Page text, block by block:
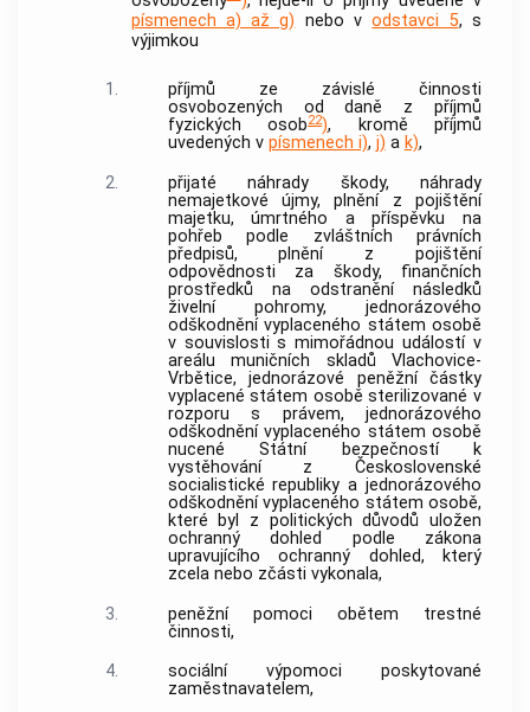
písmenech a) až g) nebo vodstavci 5, s
výjimkou
1.
příjmů ze závislé činnosti
osvobozených od daně z příjmů
fyzických osob22), kromě příjmů
uvedených v písmenech i), j) a k),
2.
přijaté náhrady škody, náhrady
nemajetkové újmy, plnění z pojištění
majetku, úmrtného a příspěvku na
pohřeb podle zvláštních právních
předpisů, plnění z pojištění
odpovědnosti za škody, finančních
prostředků na odstranění následků
živelní pohromy, jednorázového
odškodnění vyplaceného státem osobě
v souvislosti s mimořádnou událostí v
areálu muničních skladů Vlachovice-
Vrbětice, jednorázové peněžní částky
vyplacené státem osobě sterilizované v
rozporu s právem, jednorázového
odškodnění vyplaceného státem osobě
nucené Státní bezpečností k
vystěhování z Československé
socialistické republiky a jednorázového
odškodnění vyplaceného státem osobě,
které byl z politických důvodů uložen
ochranný dohled podle zákona
upravujícího ochranný dohled, který
zcela nebo zčásti vykonala,
3.
peněžní pomoci obětem trestné
činnosti,
4.
sociální výpomoci poskytované
zaměstnavatelem,